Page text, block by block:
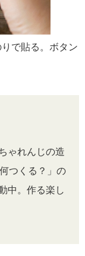
で貼る。ボタン
ゃれんじの造
つくる？」の
中。作る楽し